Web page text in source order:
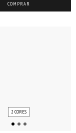
COMPRAR
2 CORES